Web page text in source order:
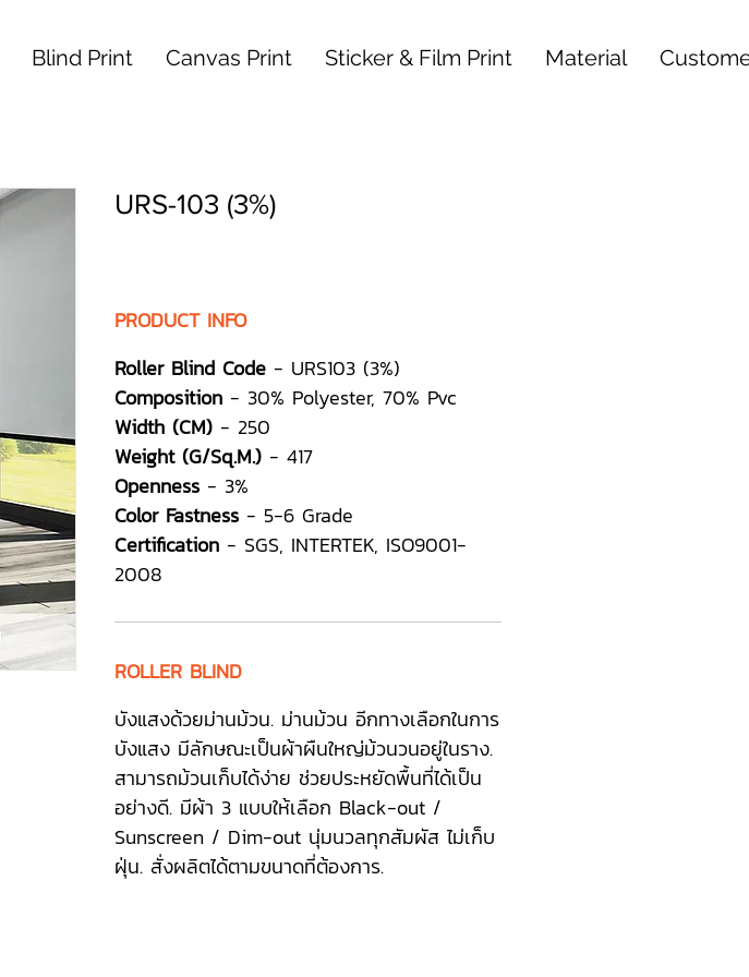
Blind Print Canvas Print Sticker & Film Print Material
URS-103 (3%)
PRODUCT INFO
Roller Blind Code - URS103 (3%)
Composition - 30% Polyester, 70% Pvc
Width (CM) - 250
Weight (G/Sq.M.) - 417
Openness - 3%
Color Fastness - 5-6 Grade
Certification - SGS, INTERTEK, ISO9001-
2008
ROLLER BLIND
บังแสงด้วยม่านม้วน. ม่านม้วน อีกทางเลือกในการ
บังแสง มีลักษณะเป็นผ้าผืนใหญ่ม้วนวนอยู่ในราง.
สามารถม้วนเก็บได้ง่าย ช่วยประหยัดพื้นที่ได้เป็น
อย่างดี. มีผ้า 3 แบบให้เลือก Black-out /
Sunscreen / Dim-out นุ่มนวลทุกสัมผัส ไม่เก็บ
ฝุ่น. สั่งผลิตได้ตามขนาดที่ต้องการ.